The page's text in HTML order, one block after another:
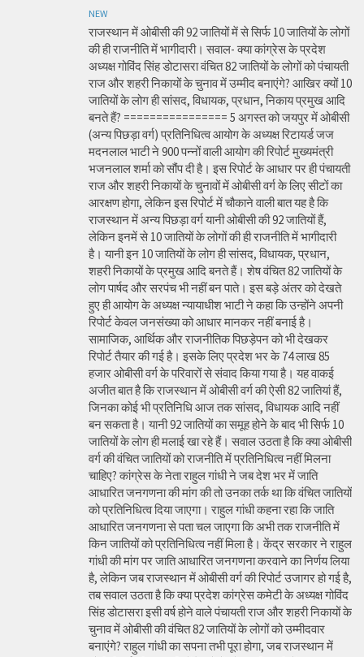
NEW
राजस्थान में ओबीसी की 92 जातियों में से सिर्फ 10 जातियों के लोगों
की ही राजनीति में भागीदारी। सवाल- क्या कांग्रेस के प्रदेश
अध्यक्ष गोविंद सिंह डोटासरा वंचित 82 जातियों के लोगों को पंचायती
राज और शहरी निकायों के चुनाव में उम्मीद बनाएंगे? आखिर क्यों 10
जातियों के लोग ही सांसद, विधायक, प्रधान, निकाय प्रमुख आदि
बनते हैं? ================ 5 अगस्त को जयपुर में ओबीसी
(अन्य पिछड़ा वर्ग) प्रतिनिधित्व आयोग के अध्यक्ष रिटायर्ड जज
मदनलाल भाटी ने 900 पन्नों वाली आयोग की रिपोर्ट मुख्यमंत्री
भजनलाल शर्मा को सौंप दी है। इस रिपोर्ट के आधार पर ही पंचायती
राज और शहरी निकायों के चुनावों में ओबीसी वर्ग के लिए सीटों का
आरक्षण होगा, लेकिन इस रिपोर्ट में चौकाने वाली बात यह है कि
राजस्थान में अन्य पिछड़ा वर्ग यानी ओबीसी की 92 जातियों हैं,
लेकिन इनमें से 10 जातियों के लोगों की ही राजनीति में भागीदारी
है। यानी इन 10 जातियों के लोग ही सांसद, विधायक, प्रधान,
शहरी निकायों के प्रमुख आदि बनते हैं। शेष वंचित 82 जातियों के
लोग पार्षद और सरपंच भी नहीं बन पाते। इस बड़े अंतर को देखते
हुए ही आयोग के अध्यक्ष न्यायाधीश भाटी ने कहा कि उन्होंने अपनी
रिपोर्ट केवल जनसंख्या को आधार मानकर नहीं बनाई है।
सामाजिक, आर्थिक और राजनीतिक पिछड़ेपन को भी देखकर
रिपोर्ट तैयार की गई है। इसके लिए प्रदेश भर के 74 लाख 85
हजार ओबीसी वर्ग के परिवारों से संवाद किया गया है। यह वाकई
अजीत बात है कि राजस्थान में ओबीसी वर्ग की ऐसी 82 जातियां हैं,
जिनका कोई भी प्रतिनिधि आज तक सांसद, विधायक आदि नहीं
बन सकता है। यानी 92 जातियों का समूह होने के बाद भी सिर्फ 10
जातियों के लोग ही मलाई खा रहे हैं। सवाल उठता है कि क्या ओबीसी
वर्ग की वंचित जातियों को राजनीति में प्रतिनिधित्व नहीं मिलना
चाहिए? कांग्रेस के नेता राहुल गांधी ने जब देश भर में जाति
आधारित जनगणना की मांग की तो उनका तर्क था कि वंचित जातियों
को प्रतिनिधित्व दिया जाएगा। राहुल गांधी कहना रहा कि जाति
आधारित जनगणना से पता चल जाएगा कि अभी तक राजनीति में
किन जातियों को प्रतिनिधित्व नहीं मिला है। केंद्र सरकार ने राहुल
गांधी की मांग पर जाति आधारित जनगणना करवाने का निर्णय लिया
है, लेकिन जब राजस्थान में ओबीसी वर्ग की रिपोर्ट उजागर हो गई है,
तब सवाल उठता है कि क्या प्रदेश कांग्रेस कमेटी के अध्यक्ष गोविंद
सिंह डोटासरा इसी वर्ष होने वाले पंचायती राज और शहरी निकायों के
चुनाव में ओबीसी की वंचित 82 जातियों के लोगों को उम्मीदवार
बनाएंगे? राहुल गांधी का सपना तभी पूरा होगा, जब राजस्थान में